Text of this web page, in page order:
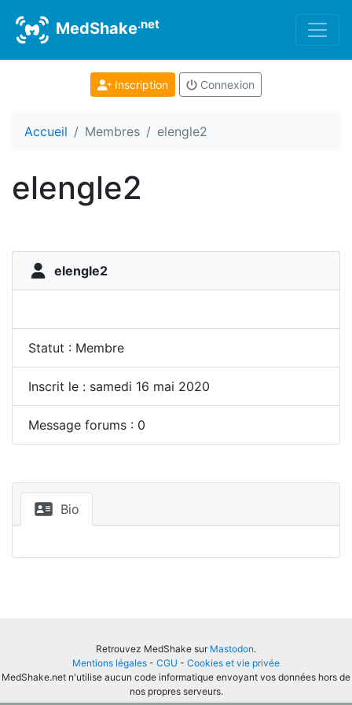
MedShake.net
Inscription Connexion
Accueil Membres elengle2
elengle2
elengle2
Statut : Membre
Inscrit le : samedi 16 mai 2020
Message forums : 0
Bio
Retrouvez MedShake sur Mastodon.
Mentions légales - CGU - Cookies et vie privée
MedShake.net n'utilise aucun code informatique envoyant vos données hors de
nos propres serveurs.